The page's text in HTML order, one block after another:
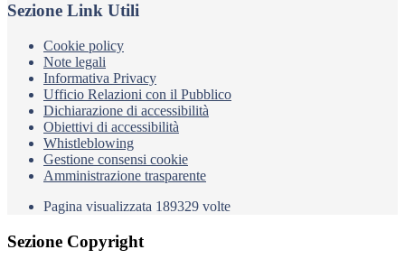
Sezione Link Utili
Cookie policy
Note legali
Informativa Privacy
Ufficio Relazioni con il Pubblico
Dichiarazione di accessibilità
Obiettivi di accessibilità
Whistleblowing
Gestione consensi cookie
Amministrazione trasparente
Pagina visualizzata 189329 volte
Sezione Copyright